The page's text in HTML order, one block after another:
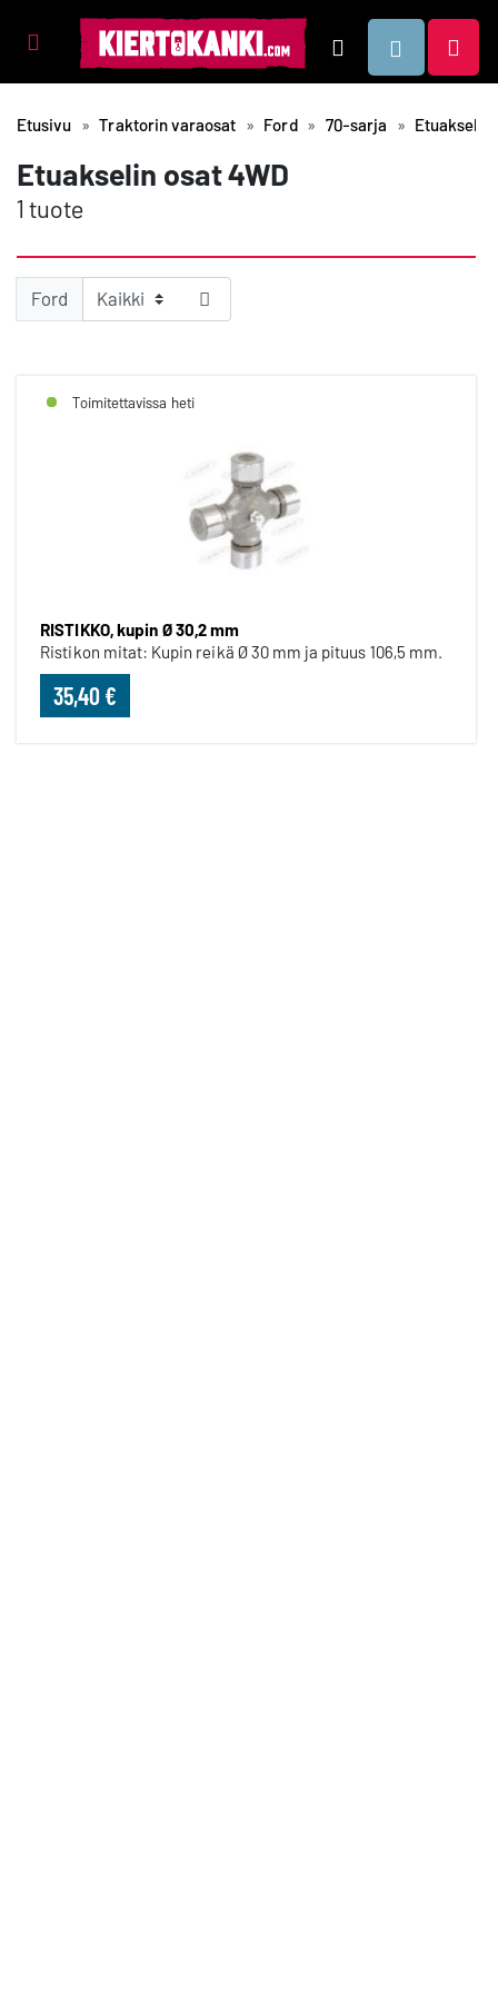
Tuotealueet Hae
Etusivu Traktorin varaosat Ford 70-sarja Etuakselin
Etuakselin osat 4WD
1 tuote
Ford
Toimitettavissa heti
RISTIKKO, kupin Ø 30,2 mm
Ristikon mitat: Kupin reikä Ø 30 mm ja pituus 106,5 mm.
35,40 €